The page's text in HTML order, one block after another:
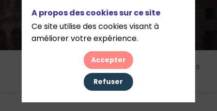
Pré-inscription
Etre partenaire
Agenda IntervenantsSignatures
A propos des cookies sur ce site
Ce site utilise des cookies visant à
améliorer votre expérience.
Accepter
Refuser